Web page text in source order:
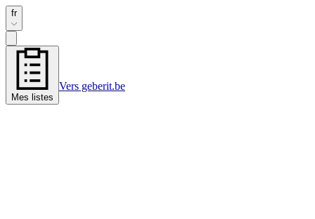
fr
Mes listes
Vers geberit.be